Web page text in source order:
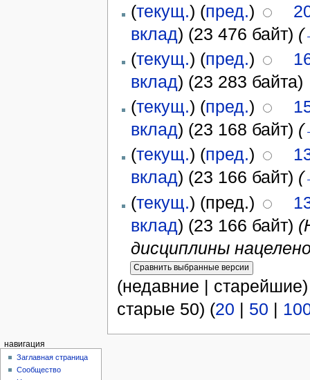
(текущ.) (пред.)
вклад) (23 476 байт) (
(текущ.) (пред.)
вклад) (23 283 байта)
(текущ.) (пред.)
вклад) (23 168 байт) (
(текущ.) (пред.)
вклад) (23 166 байт) (
(текущ.) (пред.)
вклад) (23 166 байт)
дисциплины
(недавние |
старые 50) (20 | 50 |
навигация
Заглавная страница
Сообщество